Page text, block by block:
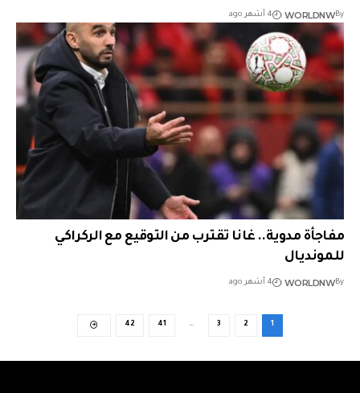
By
WORLDNW 4 أشهر ago
مفاجأة مدوية.. غانا تقترب من التوقيع مع الركراكي
للمونديال
By
WORLDNW 4 أشهر ago
1
2
3
…
41
42